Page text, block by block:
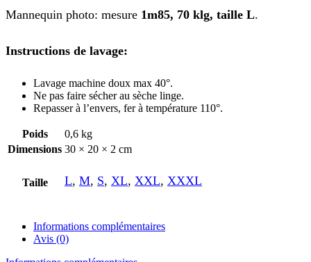
Mannequin photo: mesure 1m85, 70 klg, taille L.
Instructions de lavage:
Lavage machine doux max 40°.
Ne pas faire sécher au sèche linge.
Repasser à l’envers, fer à température 110°.
Poids
0,6 kg
Dimensions 30 × 20 × 2 cm
Taille L, M, S, XL, XXL, XXXL
Informations complémentaires
Avis (0)